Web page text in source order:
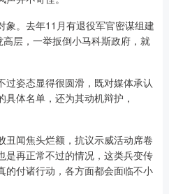
象。去年11月有退役军官密谋组建
高层，一举扳倒小马科斯政府，就
过姿态显得很圆滑，既对媒体承认
体名单，还为其动机辩护，
丑闻焦头烂额，抗议示威活动席卷
是再正常不过的情况，这类兵变传
的付诸行动，各方面都会面临不小